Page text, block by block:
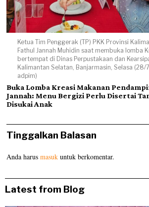
Ketua Tim Penggerak (TP) PKK Provinsi
Fathul Jannah Muhidin saat membuka lomba
bertempat di Dinas Perpustakaan dan
Kalimantan Selatan, Banjarmasin, Selasa
adpim)
Buka Lomba Kreasi Makanan
Jannah: Menu Bergizi Perlu Disertai
Disukai Anak
Tinggalkan Balasan
Anda harusmasuk untuk berkomentar.
Latest from Blog